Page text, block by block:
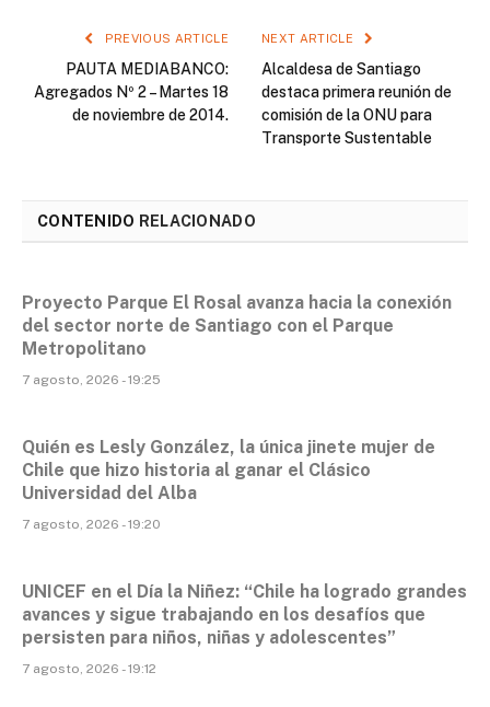
PREVIOUS ARTICLE
PAUTA MEDIABANCO:
Agregados Nº 2 – Martes 18
de noviembre de 2014.
NEXT ARTICLE
Alcaldesa de Santiago
destaca primera reunión de
comisión de la ONU para
Transporte Sustentable
CONTENIDO RELACIONADO
Proyecto Parque El Rosal avanza hacia la conexión
del sector norte de Santiago con el Parque
Metropolitano
7 agosto, 2026 - 19:25
Quién es Lesly González, la única jinete mujer de
Chile que hizo historia al ganar el Clásico
Universidad del Alba
7 agosto, 2026 - 19:20
UNICEF en el Día la Niñez: “Chile ha logrado grandes
avances y sigue trabajando en los desafíos que
persisten para niños, niñas y adolescentes”
7 agosto, 2026 - 19:12